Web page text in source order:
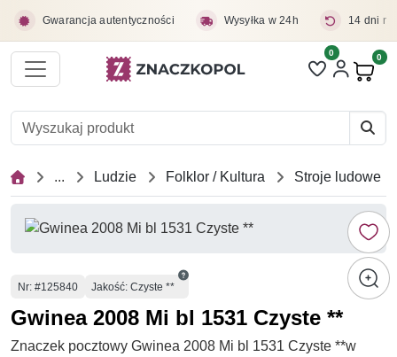
Gwarancja autentyczności Wysyłka w 24h 14 dni
Liczba pozycji
0 0
... Ludzie Folklor / Kultura Stroje ludowe
Numer
Nr: #125840 Jakość: Czyste **
Gwinea 2008 Mi bl 1531 Czyste **
Znaczek pocztowy Gwinea 2008 Mi bl 1531 Czyste **w